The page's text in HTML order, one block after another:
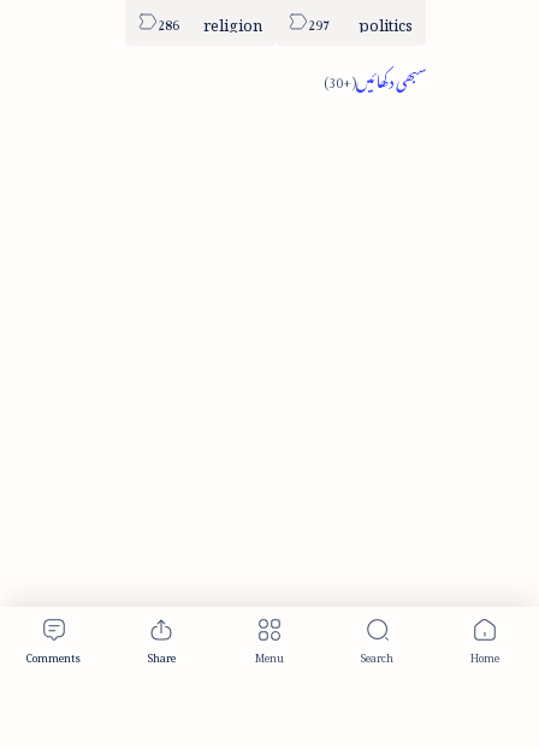
politics
religion